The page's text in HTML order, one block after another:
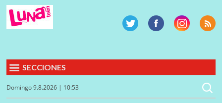
SECCIONES
Domingo 9.8.2026 | 10:53